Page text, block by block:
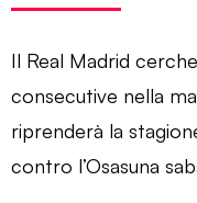
Il Real Madrid
consecutive nella
riprenderà la
contro l’Osasuna